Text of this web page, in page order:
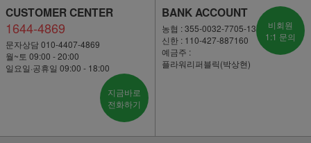
CUSTOMER CENTER
1644-4869
문자상담 010-4407-4869
월~토 09:00 - 20:00
일요일·공휴일 09:00 - 18:00
지금바로
전화하기
BANK ACCOUNT
농협 : 355-0032-7705-13
신한 : 110-427-887160
예금주 :
플라워리퍼블릭(박상현)
비회원
1:1 문의